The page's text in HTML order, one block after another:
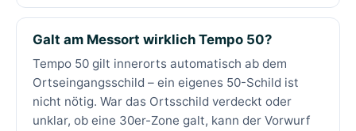
Galt am Messort wirklich Tempo 50?
Tempo 50 gilt innerorts automatisch ab dem
Ortseingangsschild – ein eigenes 50-Schild ist
nicht nötig. War das Ortsschild verdeckt oder
unklar, ob eine 30er-Zone galt, kann der Vorwurf